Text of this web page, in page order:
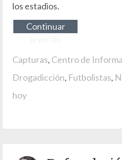
los estadios.
Continuar
Capturas, Centro de
Drogadicción, Futbolistas,
hoy